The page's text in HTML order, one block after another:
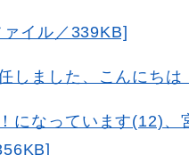
イル／339KB]
しました、こんにち
になっています(12)